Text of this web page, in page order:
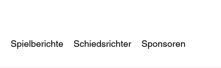
Spielberichte Schiedsrichter Sponsoren